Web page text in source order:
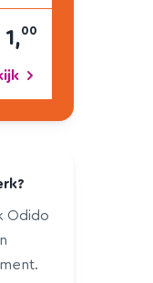
00
Odido